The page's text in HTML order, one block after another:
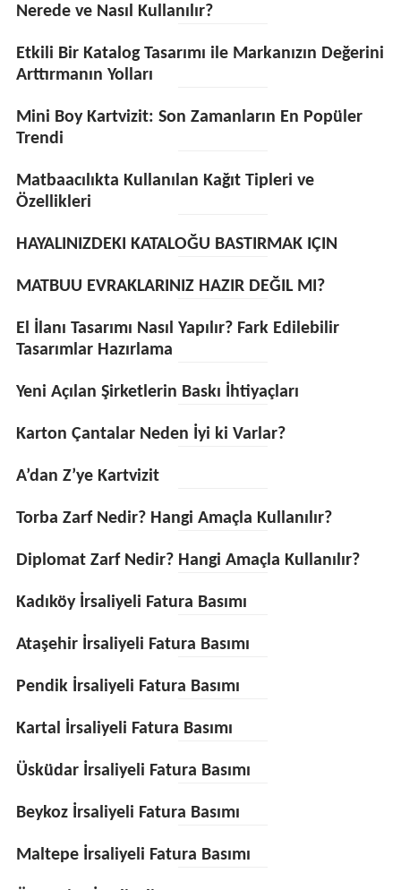
Nerede ve Nasıl Kullanılır?
Etkili Bir Katalog Tasarımı ile Markanızın Değerini
Arttırmanın Yolları
Mini Boy Kartvizit: Son Zamanların En Popüler
Trendi
Matbaacılıkta Kullanılan Kağıt Tipleri ve
Özellikleri
HAYALINIZDEKI KATALOĞU BASTIRMAK IÇIN
MATBUU EVRAKLARINIZ HAZIR DEĞIL MI?
El İlanı Tasarımı Nasıl Yapılır? Fark Edilebilir
Tasarımlar Hazırlama
Yeni Açılan Şirketlerin Baskı İhtiyaçları
Karton Çantalar Neden İyi ki Varlar?
A’dan Z’ye Kartvizit
Torba Zarf Nedir? Hangi Amaçla Kullanılır?
Diplomat Zarf Nedir? Hangi Amaçla Kullanılır?
Kadıköy İrsaliyeli Fatura Basımı
Ataşehir İrsaliyeli Fatura Basımı
Pendik İrsaliyeli Fatura Basımı
Kartal İrsaliyeli Fatura Basımı
Üsküdar İrsaliyeli Fatura Basımı
Beykoz İrsaliyeli Fatura Basımı
Maltepe İrsaliyeli Fatura Basımı